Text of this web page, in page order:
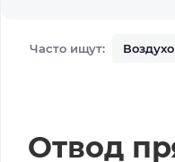
Часто ищут:
Отвод